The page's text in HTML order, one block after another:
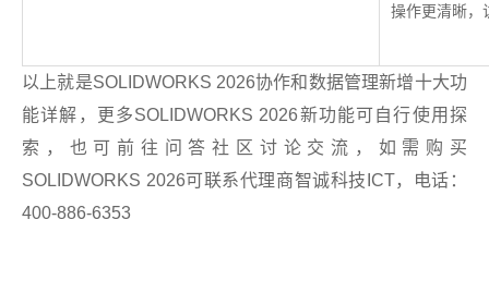
操作更清晰，
以上就是SOLIDWORKS 2026协作和数据管理新增十大功
能详解，更多SOLIDWORKS 2026新功能可自行使用探
索，也可前往问答社区讨论交流，如需购买
SOLIDWORKS 2026可联系代理商智诚科技ICT，电话：
400-886-6353